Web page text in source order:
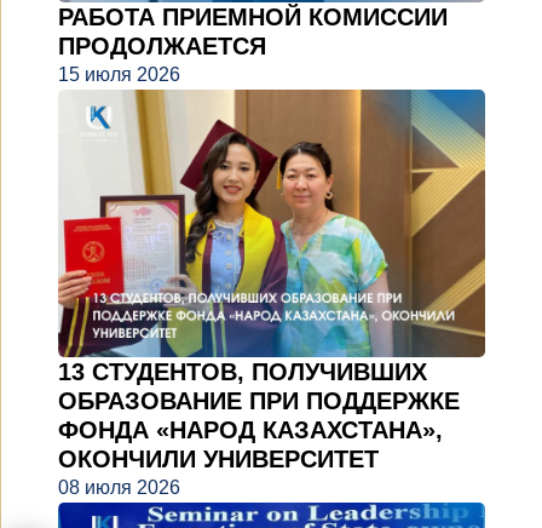
РАБОТА ПРИЕМНОЙ КОМИССИИ
ПРОДОЛЖАЕТСЯ
15 июля 2026
13 СТУДЕНТОВ, ПОЛУЧИВШИХ
ОБРАЗОВАНИЕ ПРИ ПОДДЕРЖКЕ
ФОНДА «НАРОД КАЗАХСТАНА»,
ОКОНЧИЛИ УНИВЕРСИТЕТ
08 июля 2026